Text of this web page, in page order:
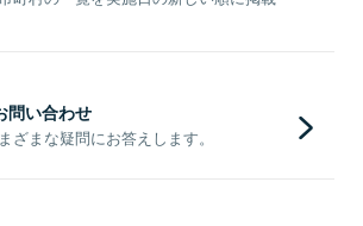
問い合わせ
ざまな疑問にお答えします。